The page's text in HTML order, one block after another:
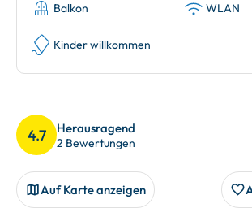
Balkon WLAN
Kinder willkommen
4.7 Herausragend
2 Bewertungen
Auf Karte anzeigen